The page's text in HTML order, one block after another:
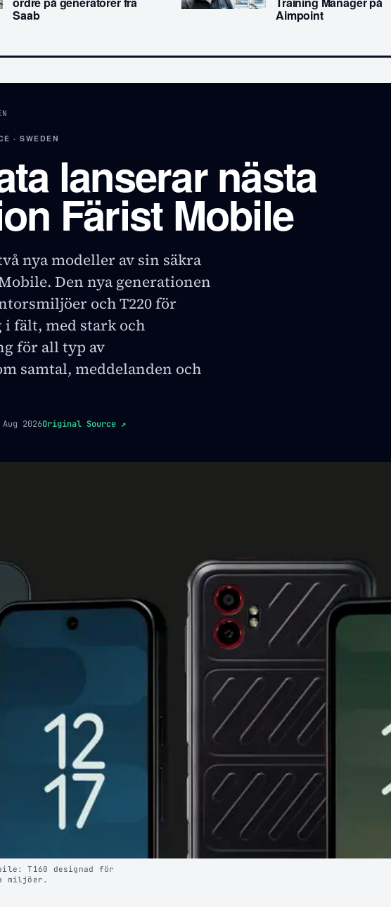
Saab Aimpoint
· SWEDEN
lanserar nästa
Färist Mobile
nya modeller av sin säkra
Den nya generationen
och T220 för
fält, med stark och
för all typ av
samtal, meddelanden och
2026Original Source ↗
T160 designad för
miljöer.